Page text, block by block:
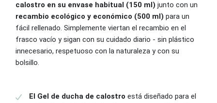
calostro en su envase habitual (150 ml) junto con un
recambio ecológico y económico (500 ml) para un
fácil rellenado. Simplemente viertan el recambio en el
frasco vacío y sigan con su cuidado diario - sin plástico
innecesario, respetuoso con la naturaleza y con su
bolsillo.
El Gel de ducha de calostro está diseñado para el